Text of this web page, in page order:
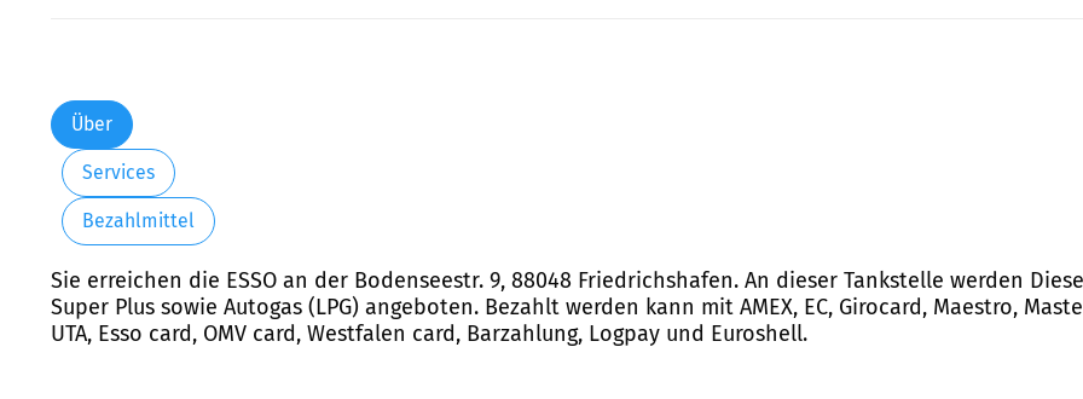
Über
Services
Bezahlmittel
Sie erreichen die ESSO an der Bodenseestr. 9, 88048 Friedrichshafen. An dieser Tankstelle werden
Super Plus sowie Autogas (LPG) angeboten. Bezahlt werden kann mit AMEX, EC, Girocard, Maestro,
UTA, Esso card, OMV card, Westfalen card, Barzahlung, Logpay und Euroshell.